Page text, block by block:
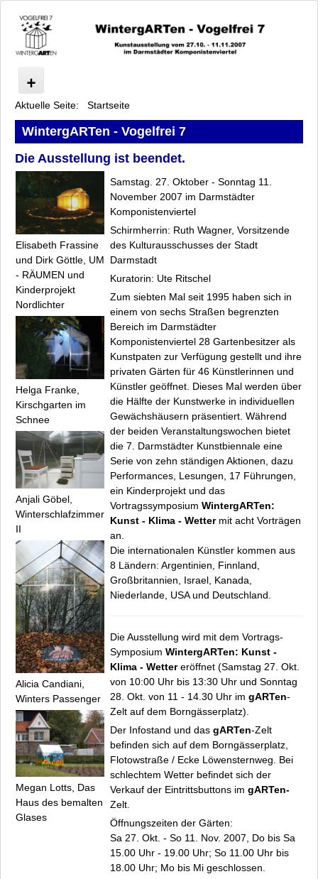
Vogelfrei
Programm
Symposium
Künstler
Archiv
Datenschutz
Impressum
Aktuelle Seite: Startseite
WintergARTen - Vogelfrei 7
Die Ausstellung ist beendet.
Elisabeth Frassine
und Dirk Göttle, UM
- RÄUMEN und
Kinderprojekt
Nordlichter
Helga Franke,
Kirschgarten im
Schnee
Anjali Göbel,
Winterschlafzimmer
II
Alicia Candiani,
Winters Passenger
Megan Lotts, Das
Haus des bemalten
Glases
Samstag. 27. Oktober - Sonntag 11.
November 2007 im Darmstädter
Komponistenviertel
Schirmherrin: Ruth Wagner, Vorsitzende
des Kulturausschusses der Stadt
Darmstadt
Kuratorin: Ute Ritschel
Zum siebten Mal seit 1995 haben sich in
einem von sechs Straßen begrenzten
Bereich im Darmstädter
Komponistenviertel 28 Gartenbesitzer als
Kunstpaten zur Verfügung gestellt und ihre
privaten Gärten für 46 Künstlerinnen und
Künstler geöffnet. Dieses Mal werden über
die Hälfte der Kunstwerke in individuellen
Gewächshäusern präsentiert. Während
der beiden Veranstaltungswochen bietet
die 7. Darmstädter Kunstbiennale eine
Serie von zehn ständigen Aktionen, dazu
Performances, Lesungen, 17 Führungen,
ein Kinderprojekt und das
Vortragssymposium WintergARTen:
Kunst - Klima - Wettermit acht Vorträgen
an.
Die internationalen Künstler kommen aus
8 Ländern: Argentinien, Finnland,
Großbritannien, Israel, Kanada,
Niederlande, USA und Deutschland.
Die Ausstellung wird mit dem Vortrags-
Symposium WintergARTen: Kunst -
Klima - Wettereröffnet (Samstag 27. Okt.
von 10:00 Uhr bis 13:30 Uhr und Sonntag
28. Okt. von 11 - 14.30 Uhr im gARTen-
Zelt auf dem Borngässerplatz).
Der Infostand und das gARTen-Zelt
befinden sich auf dem Borngässerplatz,
Flotowstraße / Ecke Löwensternweg. Bei
schlechtem Wetter befindet sich der
Verkauf der Eintrittsbuttons im gARTen-
Zelt.
Öffnungszeiten der Gärten:
Sa 27. Okt. - So 11. Nov. 2007, Do bis Sa
15.00 Uhr - 19.00 Uhr; So 11.00 Uhr bis
18.00 Uhr; Mo bis Mi geschlossen.